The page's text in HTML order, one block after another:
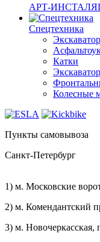
АРТ-
Спецтехника
Катки
Колесные
Пункты самовывоза
Санкт-Петербург
1) м. Московские
2) м. Комендантский
3) м.